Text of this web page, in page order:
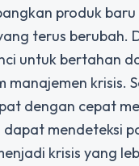
produk
terus berubah.
untuk bertahan
manajemen krisis.
dengan cepat
mendeteksi
krisis yang